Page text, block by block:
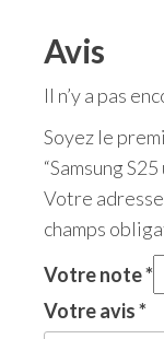
Avis
Il n’y a pas
Soyez le
“Samsung
Votre
champs
Votre note*
Votre avis*